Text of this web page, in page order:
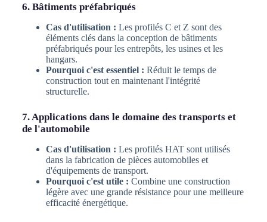
6. Bâtiments préfabriqués
Cas d'utilisation : Les profilés C et Z sont des
éléments clés dans la conception de bâtiments
préfabriqués pour les entrepôts, les usines et les
hangars.
Pourquoi c'est essentiel : Réduit le temps de
construction tout en maintenant l'intégrité
structurelle.
7. Applications dans le domaine des transports et
de l'automobile
Cas d'utilisation : Les profilés HAT sont utilisés
dans la fabrication de pièces automobiles et
d'équipements de transport.
Pourquoi c'est utile : Combine une construction
légère avec une grande résistance pour une meilleure
efficacité énergétique.